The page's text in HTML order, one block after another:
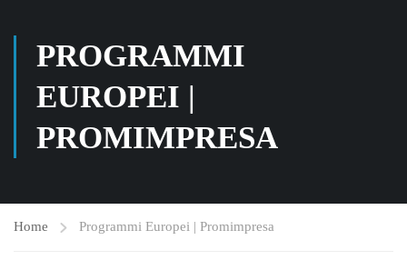
PROGRAMMI
EUROPEI |
PROMIMPRESA
Home Programmi Europei | Promimpresa